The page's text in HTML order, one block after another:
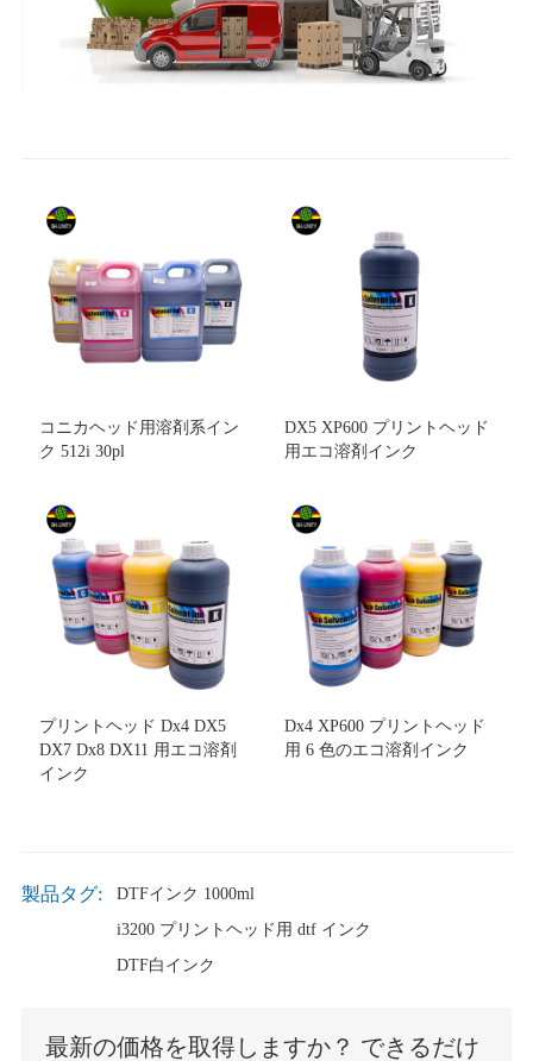
コニカヘッド用溶剤系イン
ク 512i 30pl
DX5 XP600 プリントヘッド
用エコ溶剤インク
プリントヘッド Dx4 DX5
DX7 Dx8 DX11 用エコ溶剤
インク
Dx4 XP600 プリントヘッド
用 6 色のエコ溶剤インク
製品タグ:
DTFインク 1000ml
i3200 プリントヘッド用 dtf インク
DTF白インク
最新の価格を取得しますか？ できるだけ